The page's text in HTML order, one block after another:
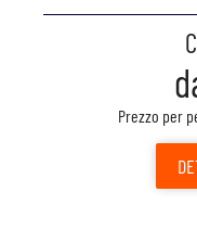
Prezzo per